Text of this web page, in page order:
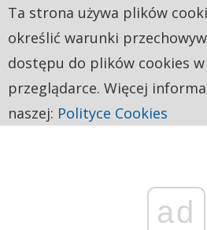
ad
Ta strona używa plików
określić warunki
dostępu do plików cookies
przeglądarce. Więcej
naszej: Polityce Cookies